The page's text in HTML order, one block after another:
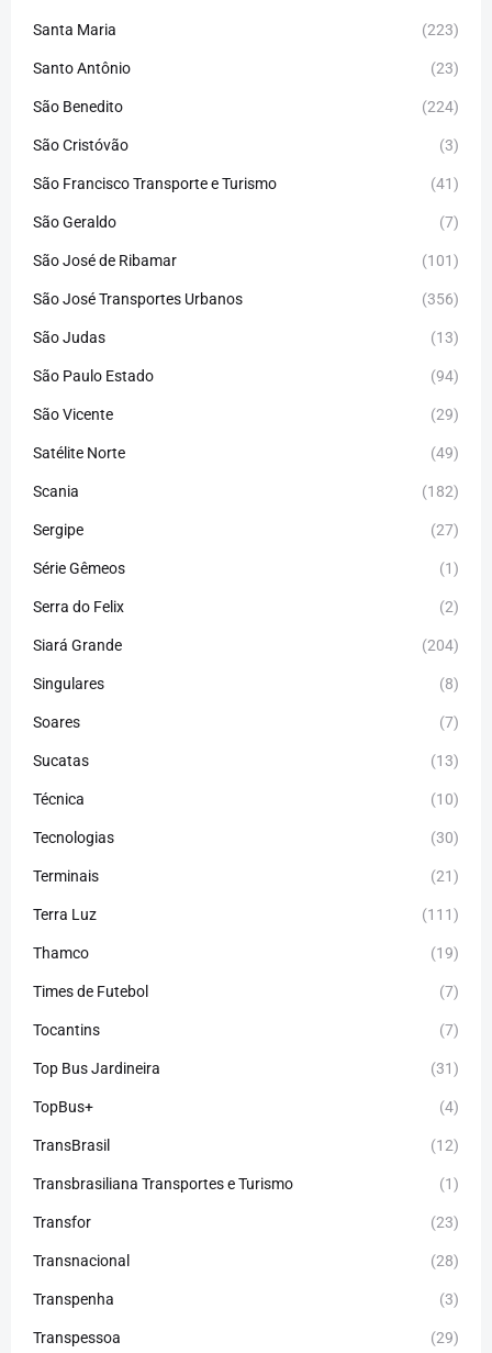
Santa Maria (223)
Santo Antônio (23)
São Benedito (224)
São Cristóvão (3)
São Francisco Transporte e Turismo (41)
São Geraldo (7)
São José de Ribamar (101)
São José Transportes Urbanos (356)
São Judas (13)
São Paulo Estado (94)
São Vicente (29)
Satélite Norte (49)
Scania (182)
Sergipe (27)
Série Gêmeos (1)
Serra do Felix (2)
Siará Grande (204)
Singulares (8)
Soares (7)
Sucatas (13)
Técnica (10)
Tecnologias (30)
Terminais (21)
Terra Luz (111)
Thamco (19)
Times de Futebol (7)
Tocantins (7)
Top Bus Jardineira (31)
TopBus+ (4)
TransBrasil (12)
Transbrasiliana Transportes e Turismo (1)
Transfor (23)
Transnacional (28)
Transpenha (3)
Transpessoa (29)